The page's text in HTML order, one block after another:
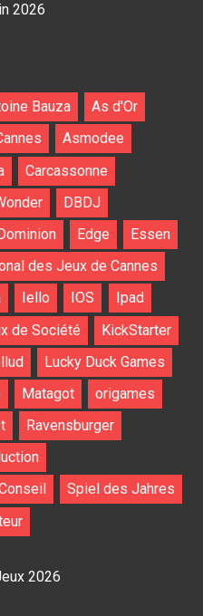
2026
Bauza
As d'Or
Asmodee
Carcassonne
DBDJ
Edge
Essen
des Jeux de Cannes
Iello IOS
Ipad
de Société
KickStarter
Lucky Duck Games
Matagot
origames
Ravensburger
Spiel des Jahres
2026